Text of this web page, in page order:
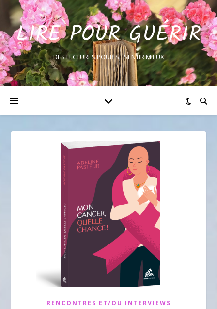
LIRE POUR GUÉRIR
DES LECTURES POUR SE SENTIR MIEUX
RENCONTRES ET/OU INTERVIEWS